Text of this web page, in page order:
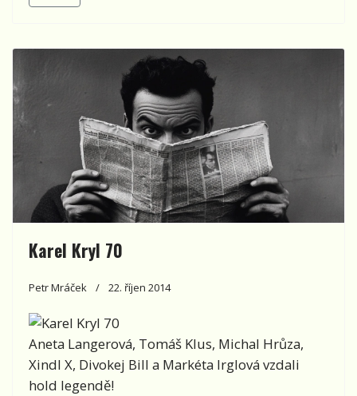
Karel Kryl 70
Petr Mráček 22. říjen 2014
Aneta Langerová, Tomáš Klus, Michal Hrůza,
Xindl X, Divokej Bill a Markéta Irglová vzdali
hold legendě!